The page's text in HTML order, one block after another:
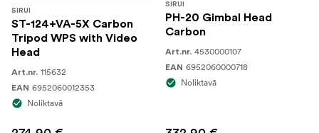
SIRUI
ST-124+VA-5X Carbon
Tripod WPS with Video
Head
Art.nr. 115632
EAN 6952060012353
Noliktavā
SIRUI
PH-20 Gimbal Head
Carbon
Art.nr. 4530000107
EAN 6952060000718
Noliktavā